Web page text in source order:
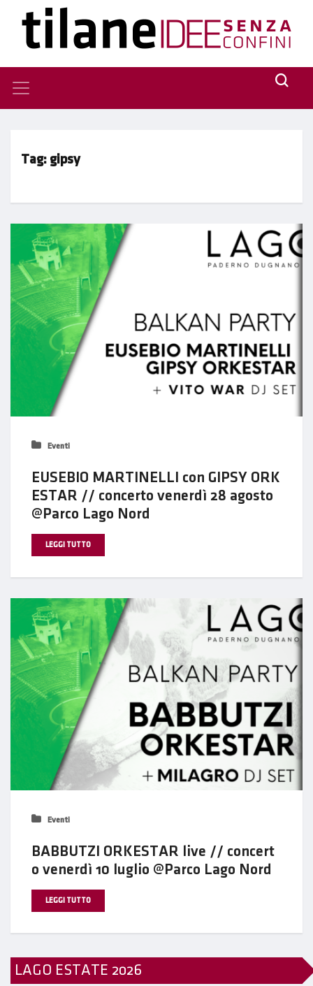
Tag: gipsy
Eventi
EUSEBIO MARTINELLI con GIPSY ORK
ESTAR // concerto venerdì 28 agosto
@Parco Lago Nord
LEGGI TUTTO
Eventi
BABBUTZI ORKESTAR live // concert
o venerdì 10 luglio @Parco Lago Nord
LEGGI TUTTO
LAGO ESTATE 2026